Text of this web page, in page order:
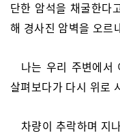
단한 암석을 채굴한다
해 경사진 암벽을 오르
나는 우리 주변에서
살펴보다가 다시 위로
차량이 추락하며 지